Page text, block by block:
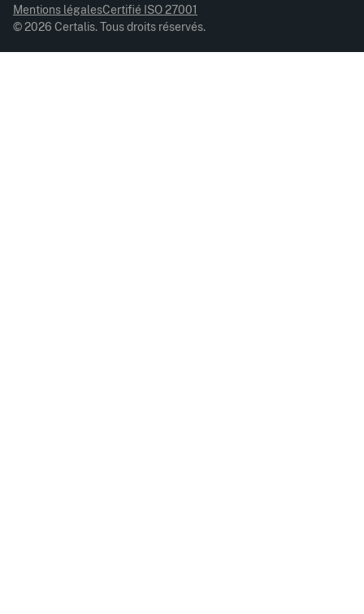
© 2026 Certalis. Tous droits réservés.
Mentions légalesCertifié ISO 27001